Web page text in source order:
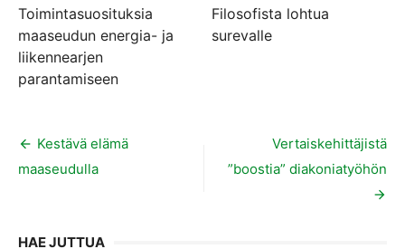
Toimintasuosituksia
maaseudun energia- ja
liikennearjen
parantamiseen
Filosofista lohtua
surevalle
Artikkelien
selaus
Kestävä elämä
maaseudulla
Vertaiskehittäjistä
”boostia” diakoniatyöhön
HAE JUTTUA